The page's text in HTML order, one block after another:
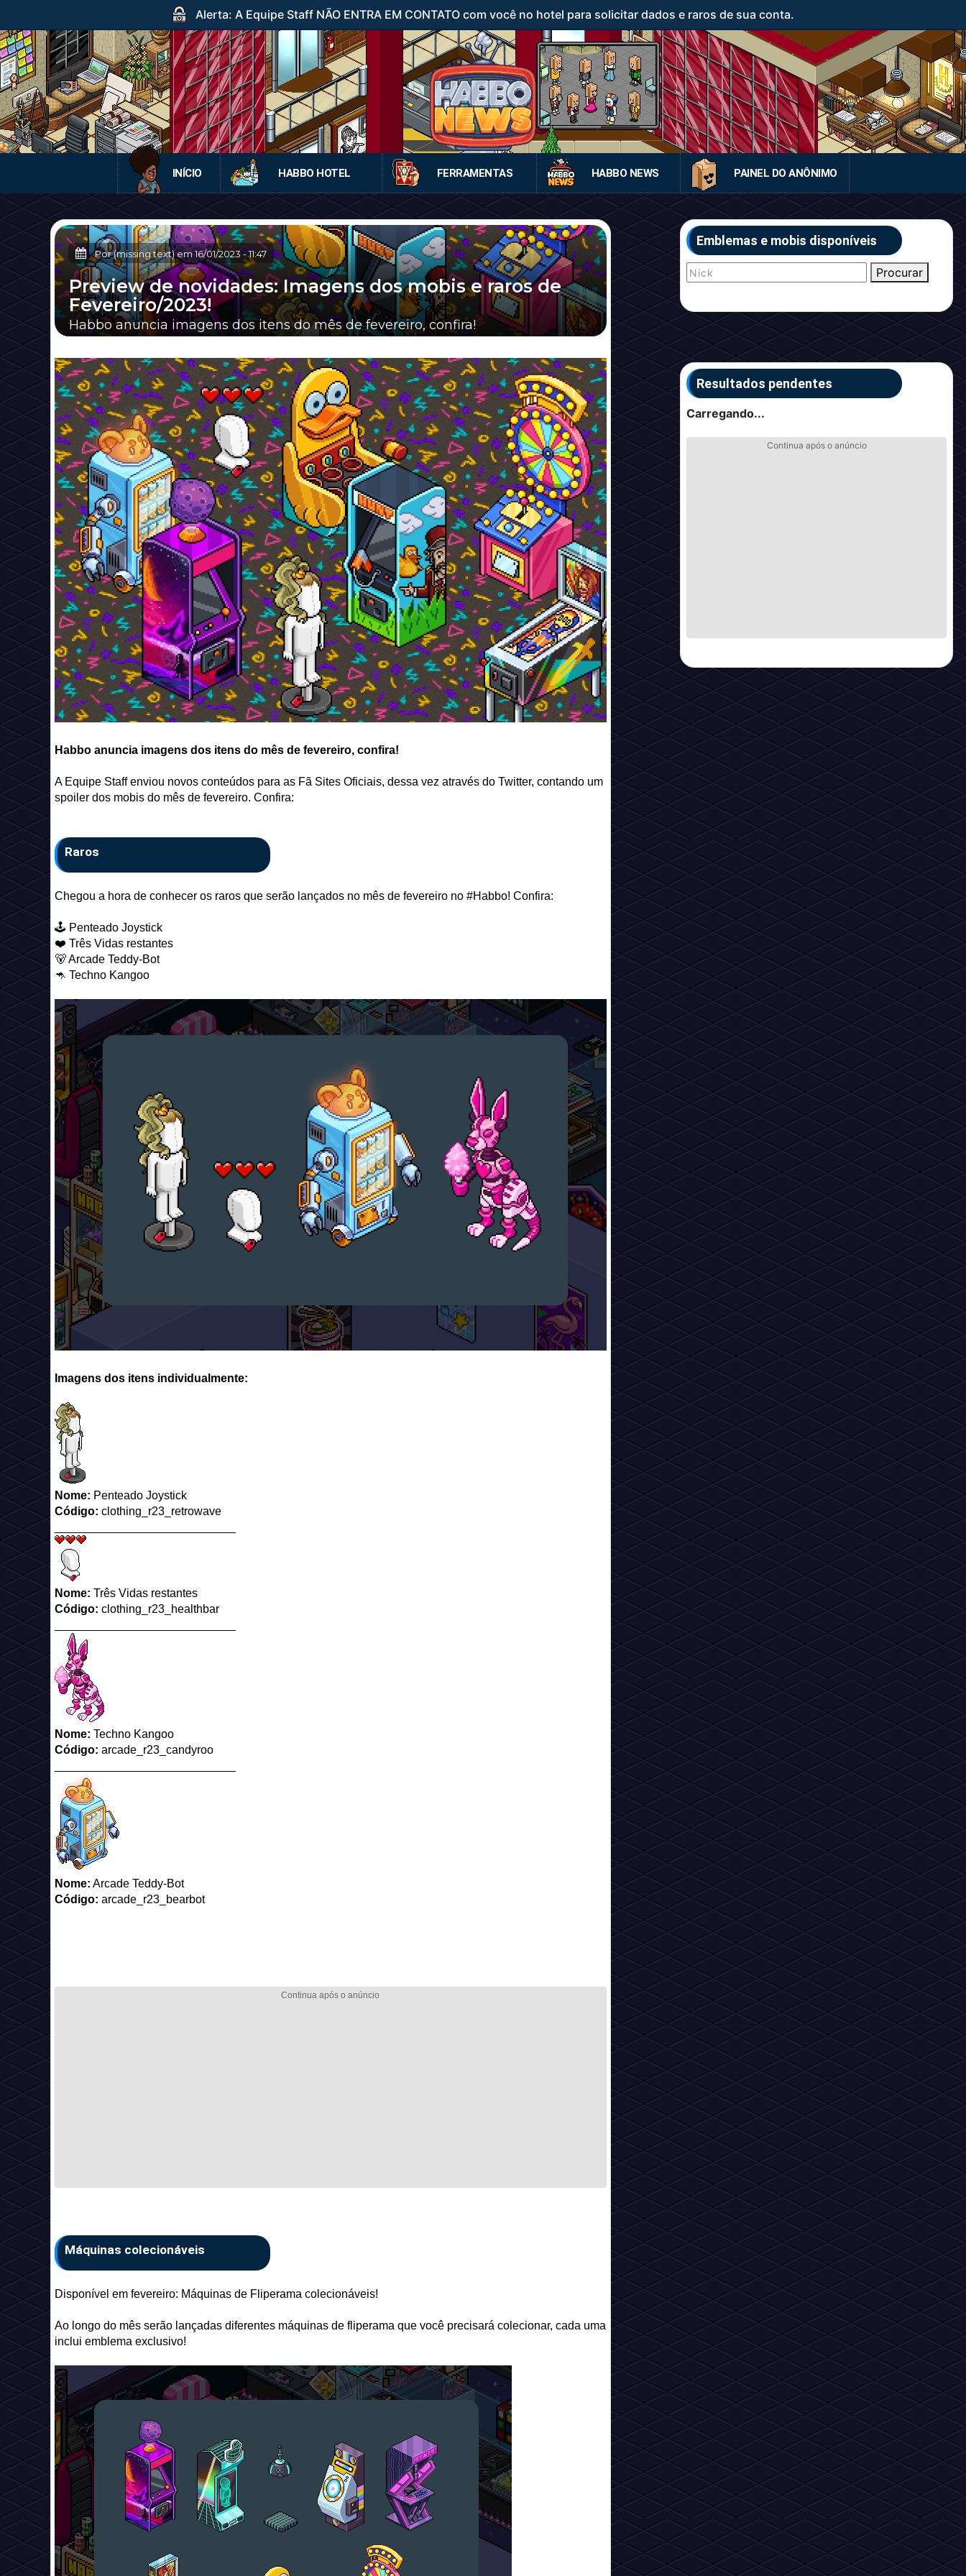
Alerta: A Equipe Staff NÃO ENTRA EM CONTATO com você no hotel para solicitar dados e raros de sua conta.
INÍCIO HABBO HOTEL FERRAMENTAS HABBO NEWS PAINEL DO ANÔNIMO
Por (missing text) em16/01/2023-11:47
Preview de novidades: Imagens dos mobis e raros de
Fevereiro/2023!
Habbo anuncia imagens dos itens do mês de fevereiro, confira!
Habbo anuncia imagens dos itens do mês de fevereiro, confira!
A Equipe Staff enviou novos conteúdos para as Fã Sites Oficiais, dessa vez através do Twitter, contando um
spoiler dos mobis do mês de fevereiro. Confira:
Raros
Chegou a hora de conhecer os raros que serão lançados no mês de fevereiro no #Habbo! Confira:
🕹️ Penteado Joystick
❤️ Três Vidas restantes
🐻 Arcade Teddy-Bot
🦘 Techno Kangoo
Imagens dos itens individualmente:
Nome: Penteado Joystick
Código: clothing_r23_retrowave
Nome: Três Vidas restantes
Código: clothing_r23_healthbar
Nome: Techno Kangoo
Código: arcade_r23_candyroo
Nome: Arcade Teddy-Bot
Código: arcade_r23_bearbot
Máquinas colecionáveis
Disponível em fevereiro: Máquinas de Fliperama colecionáveis!
Ao longo do mês serão lançadas diferentes máquinas de fliperama que você precisará colecionar, cada uma
inclui emblema exclusivo!
Emblemas e mobis disponíveis
Procurar
Resultados pendentes
Carregando...